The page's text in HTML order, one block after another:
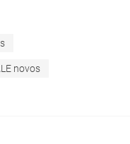
novos